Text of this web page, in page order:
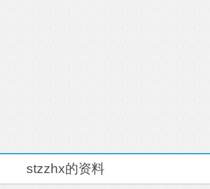
stzzhx的资料